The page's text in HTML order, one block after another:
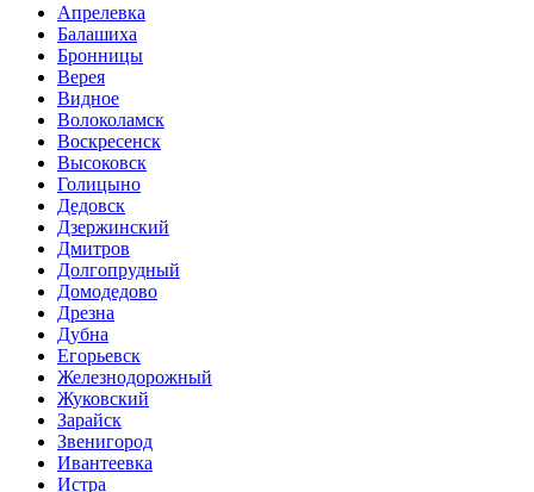
Апрелевка
Балашиха
Бронницы
Верея
Видное
Волоколамск
Воскресенск
Высоковск
Голицыно
Дедовск
Дзержинский
Дмитров
Долгопрудный
Домодедово
Дрезна
Дубна
Егорьевск
Железнодорожный
Жуковский
Зарайск
Звенигород
Ивантеевка
Истра